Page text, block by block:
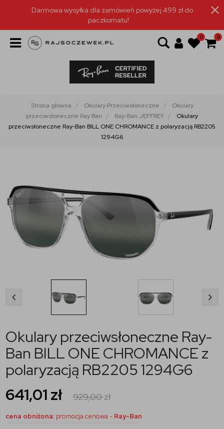
Darmowa wysyłka dla zamówień powyżej 499 zł do
paczkomatu!
0 0
Strona główna Okulary Przeciwsłoneczne
Okulary
przeciwsłoneczne Ray Ban
Ray-Ban JEFFREY
Okulary
przeciwsłoneczne Ray-Ban BILL ONE CHROMANCE z polaryzacją RB2205
1294G6
Okulary przeciwsłoneczne Ray-
Ban BILL ONE CHROMANCE z
polaryzacją RB2205 1294G6
641,01 zł 929,00zł
cena obniżona: promocja cenowa - Ray-Ban